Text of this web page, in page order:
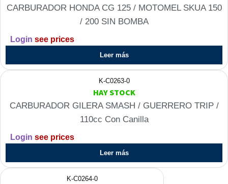
CARBURADOR HONDA CG 125 / MOTOMEL SKUA 150
/ 200 SIN BOMBA
Login see prices
Leer más
K-C0263-0
HAY STOCK
CARBURADOR GILERA SMASH / GUERRERO TRIP /
110cc Con Canilla
Login see prices
Leer más
K-C0264-0